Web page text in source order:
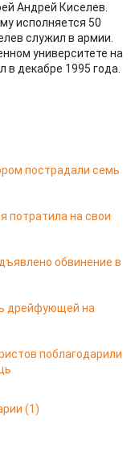
Андрей Киселев.
исполняется 50
служил в армии.
университете на
в декабре 1995 года.
пострадали семь
потратила на свои
обвинение в
дрейфующей на
поблагодарили
(1)